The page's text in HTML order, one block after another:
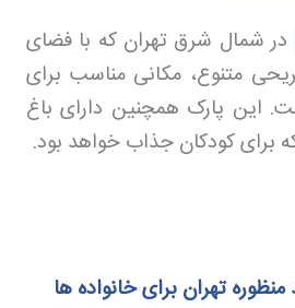
در شمال شرق تهران که با فضای
متنوع، مکانی مناسب برای
این پارک همچنین دارای باغ
کودکان جذاب خواهد بود.
تهران برای خانواده ها